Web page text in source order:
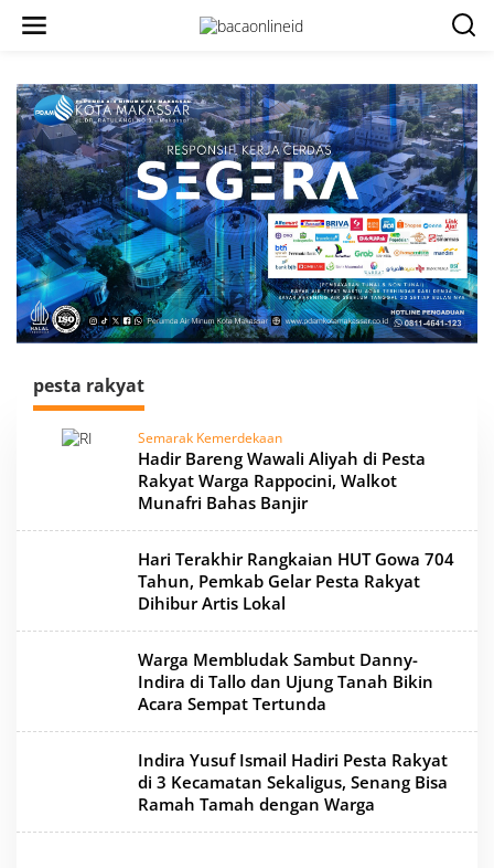
pesta rakyat
Semarak Kemerdekaan
Hadir Bareng Wawali Aliyah di Pesta
Rakyat Warga Rappocini, Walkot
Munafri Bahas Banjir
Hari Terakhir Rangkaian HUT Gowa 704
Tahun, Pemkab Gelar Pesta Rakyat
Dihibur Artis Lokal
Warga Membludak Sambut Danny-
Indira di Tallo dan Ujung Tanah Bikin
Acara Sempat Tertunda
Indira Yusuf Ismail Hadiri Pesta Rakyat
di 3 Kecamatan Sekaligus, Senang Bisa
Ramah Tamah dengan Warga